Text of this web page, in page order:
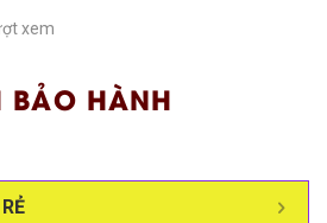
xem
HÀNH